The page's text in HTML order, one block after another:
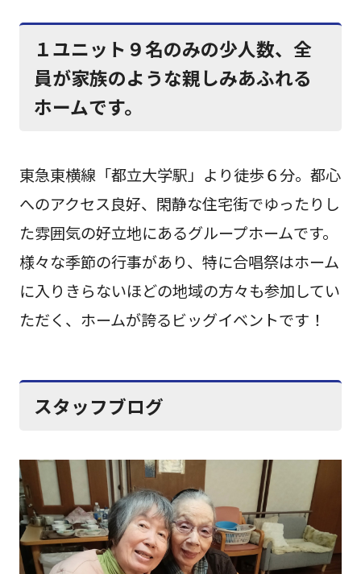
１ユニット９名のみの少人数、全
員が家族のような親しみあふれる
ホームです。
東急東横線「都立大学駅」より徒歩６分。都心
へのアクセス良好、閑静な住宅街でゆったりし
た雰囲気の好立地にあるグループホームです。
様々な季節の行事があり、特に合唱祭はホーム
に入りきらないほどの地域の方々も参加してい
ただく、ホームが誇るビッグイベントです！
スタッフブログ